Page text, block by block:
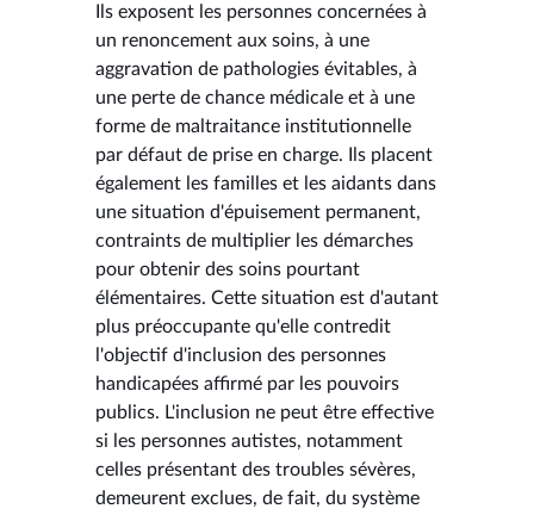
Ils exposent les personnes concernées à
un renoncement aux soins, à une
aggravation de pathologies évitables, à
une perte de chance médicale et à une
forme de maltraitance institutionnelle
par défaut de prise en charge. Ils placent
également les familles et les aidants dans
une situation d'épuisement permanent,
contraints de multiplier les démarches
pour obtenir des soins pourtant
élémentaires. Cette situation est d'autant
plus préoccupante qu'elle contredit
l'objectif d'inclusion des personnes
handicapées affirmé par les pouvoirs
publics. L'inclusion ne peut être effective
si les personnes autistes, notamment
celles présentant des troubles sévères,
demeurent exclues, de fait, du système